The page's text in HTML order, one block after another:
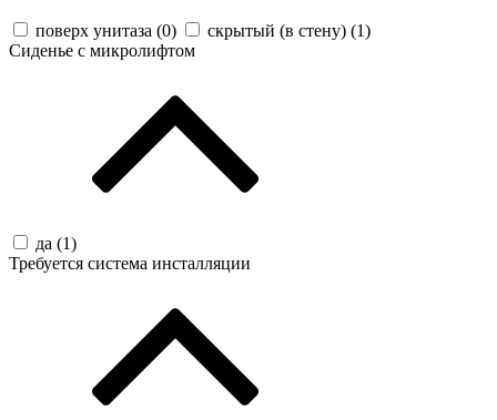
поверх унитаза (0) скрытый (в стену) (1)
Сиденье с микролифтом
да (1)
Требуется система инсталляции